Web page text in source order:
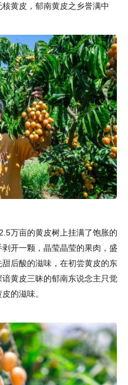
黄皮，郁南黄皮之乡誉满中
万亩的黄皮树上挂满了饱胀的
开一颗，晶莹晶莹的果肉，盛
后酸的滋味，在初尝黄皮的东
黄皮三昧的郁南东说念主只觉
的滋味。